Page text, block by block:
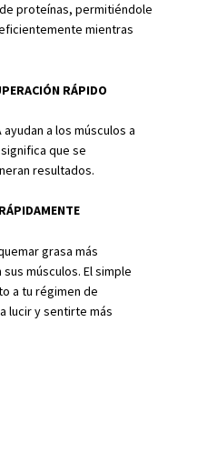
proteínas, permitiéndole
mientras
RÁPIDO
a los músculos a
que se
resultados.
grasa más
músculos. El simple
a tu régimen de
lucir y sentirte más